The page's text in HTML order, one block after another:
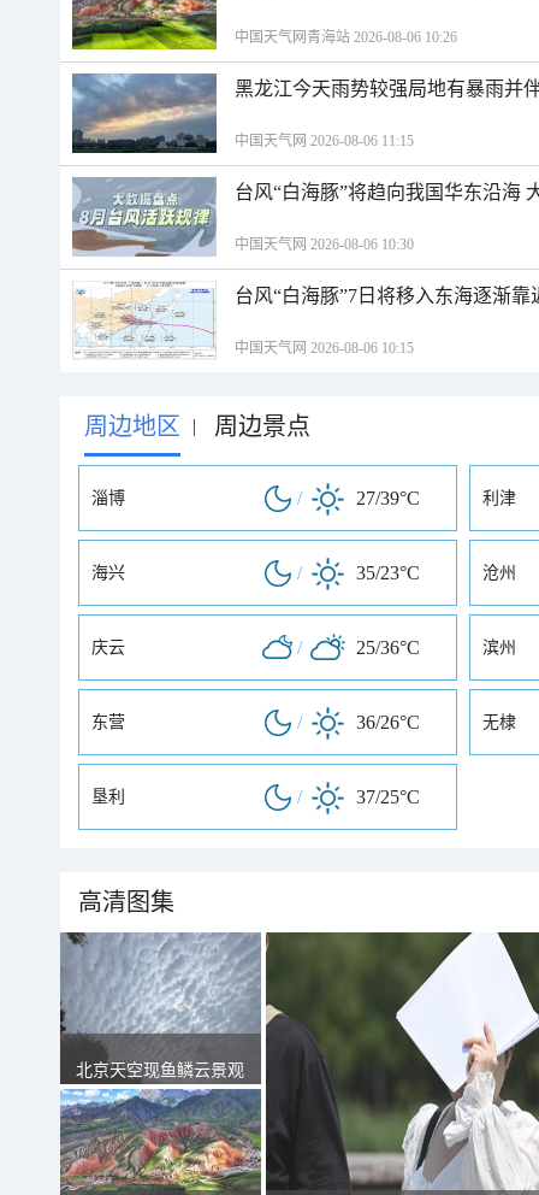
中国天气网青海站 2026-08-06 10:26
黑龙江今天雨势较强局地有暴雨并
中国天气网 2026-08-06 11:15
台风“白海豚”将趋向我国华东沿海
中国天气网 2026-08-06 10:30
台风“白海豚”7日将移入东海逐渐
中国天气网 2026-08-06 10:15
周边地区 | 周边景点
淄博 / 27/39°C 利津
海兴 / 35/23°C 沧州
庆云 / 25/36°C 滨州
东营 / 36/26°C 无棣
垦利 / 37/25°C
高清图集
北京天空现鱼鳞云景观